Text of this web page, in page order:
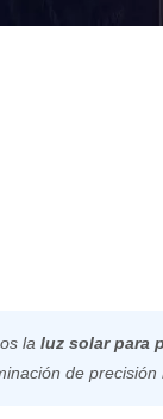
la luz solar para
de